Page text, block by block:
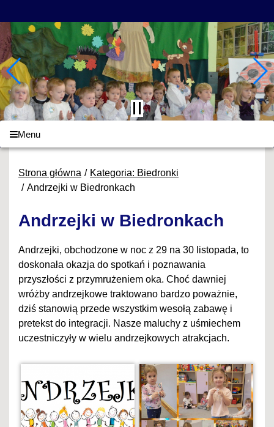
Menu
Strona główna
Kategoria: Biedronki
Andrzejki w Biedronkach
Andrzejki w Biedronkach
Andrzejki, obchodzone w noc z 29 na 30 listopada, to
doskonała okazja do spotkań i poznawania
przyszłości z przymrużeniem oka. Choć dawniej
wróżby andrzejkowe traktowano bardzo poważnie,
dziś stanowią przede wszystkim wesołą zabawę i
pretekst do integracji. Nasze maluchy z uśmiechem
uczestniczyły w wielu andrzejkowych atrakcjach.